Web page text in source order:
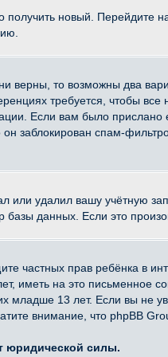
получить новый.
верны, то возможны два
требуется, чтобы
Если вам было
заблокирован спам-
или удалил вашу учётную
данных. Если это
частных прав ребёнка в
на это письменное
младше 13 лет. Если вы не
внимание, что phpBB
юридической силы.